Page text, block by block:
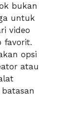
bukan
untuk
video
favorit.
opsi
atau